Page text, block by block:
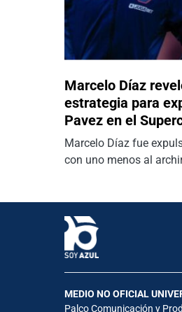
Marcelo Díaz
estrategia para
Pavez en el
Marcelo Díaz fue
con uno menos al
MEDIO NO OFICIAL
Palco Comunicación y